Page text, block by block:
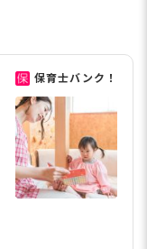
保育士バンク！